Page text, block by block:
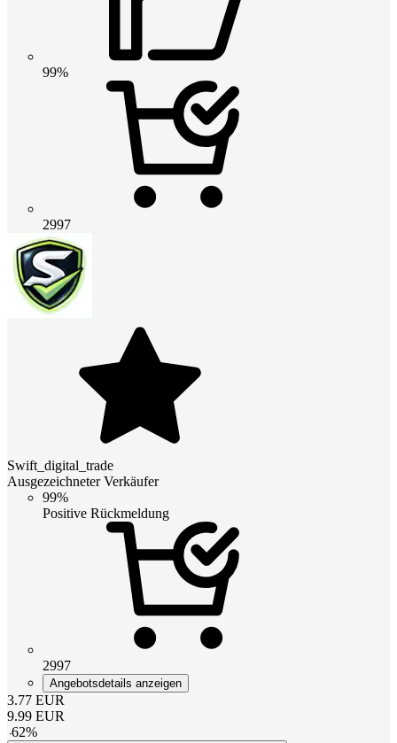
99%
2997
Swift_digital_trade
Ausgezeichneter Verkäufer
99%
Positive Rückmeldung
2997
Angebotsdetails anzeigen
3.77 EUR
9.99 EUR
-62%